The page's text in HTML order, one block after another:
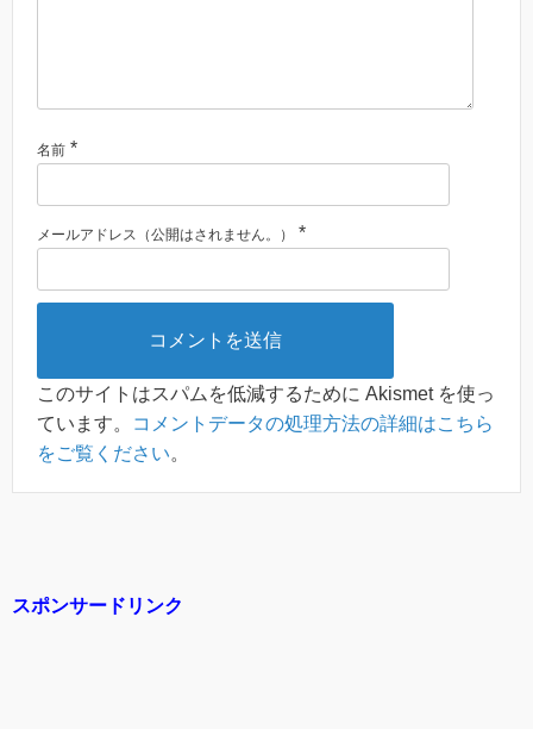
名前 *
メールアドレス（公開はされません。） *
このサイトはスパムを低減するために Akismet を使っ
ています。
コメントデータの処理方法の詳細はこちら
をご覧ください。
スポンサードリンク